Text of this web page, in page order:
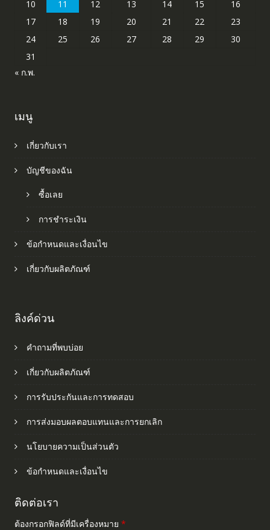
10
11 12 13 14 15
16
17
18 19 20 21 22
23
24
25 26 27 28 29
30
31
« ก.พ.
เมนู
เกี่ยวกับเรา
บัญชีของฉัน
ซื้อเลย
การชำระเงิน
ข้อกำหนดและเงื่อนไข
เกี่ยวกับผลิตภัณฑ์
ลิงค์ด่วน
คำถามที่พบบ่อย
เกี่ยวกับผลิตภัณฑ์
การรับประกันและการทดสอบ
การส่งมอบผลตอบแทนและการยกเลิก
นโยบายความเป็นส่วนตัว
ข้อกำหนดและเงื่อนไข
ติดต่อเรา
ต้องกรอกฟิลด์ที่มีเครื่องหมาย *